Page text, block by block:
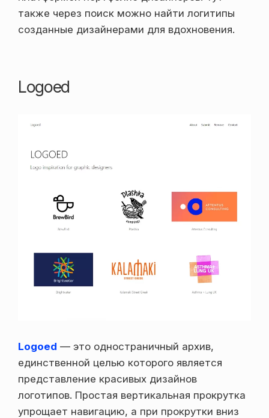
также через поиск можно найти логитипы
созданные дизайнерами для вдохновения.
Logoed
Logoed — это одностраничный архив,
единственной целью которого является
представление красивых дизайнов
логотипов. Простая вертикальная прокрутка
упрощает навигацию, а при прокрутки вниз